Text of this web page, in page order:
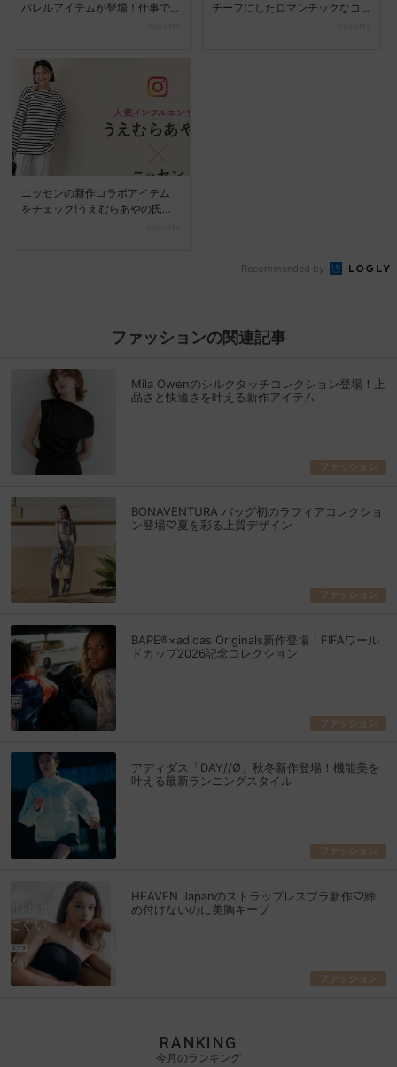
パレルアイテムが登場！仕事で
チーフにしたロマンチックなコ
ニッセンの新作コラボアイテム
をチェック!うえむらあやの氏と
Recommended by
ファッションの関連記事
Mila Owenのシルクタッチコレクション登場！上
品さと快適さを叶える新作アイテム
ファッション
BONAVENTURA バッグ初のラフィアコレクショ
ン登場♡夏を彩る上質デザイン
ファッション
BAPE®×adidas Originals新作登場！FIFAワール
ドカップ2026記念コレクション
ファッション
アディダス「DAY//Ø」秋冬新作登場！機能美を
叶える最新ランニングスタイル
ファッション
HEAVEN Japanのストラップレスブラ新作♡締
め付けないのに美胸キープ
ファッション
RANKING
今月のランキング